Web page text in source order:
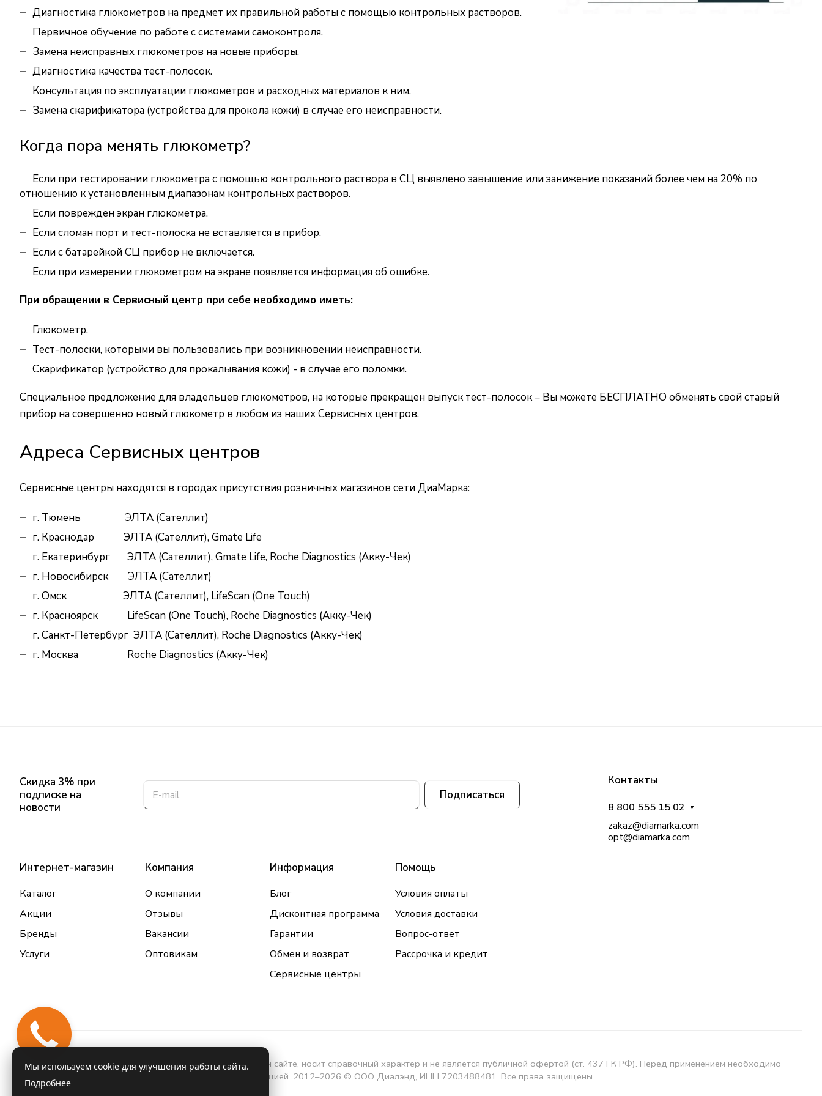
Диагностика глюкометров на предмет их правильной работы с помощью контрольных растворов.
Первичное обучение по работе с системами самоконтроля.
Замена неисправных глюкометров на новые приборы.
Диагностика качества тест-полосок.
Консультация по эксплуатации глюкометров и расходных материалов к ним.
Замена скарификатора (устройства для прокола кожи) в случае его неисправности.
Когда пора менять глюкометр?
Если при тестировании глюкометра с помощью контрольного раствора в СЦ выявлено завышение или занижение показаний более чем на 20% по
отношению к установленным диапазонам контрольных растворов.
Если поврежден экран глюкометра.
Если сломан порт и тест-полоска не вставляется в прибор.
Если с батарейкой СЦ прибор не включается.
Если при измерении глюкометром на экране появляется информация об ошибке.
При обращении в Сервисный центр при себе необходимо иметь:
Глюкометр.
Тест-полоски, которыми вы пользовались при возникновении неисправности.
Скарификатор (устройство для прокалывания кожи) - в случае его поломки.
Специальное предложение для владельцев глюкометров, на которые прекращен выпуск тест-полосок – Вы можете БЕСПЛАТНО обменять свой старый
прибор на совершенно новый глюкометр в любом из наших Сервисных центров.
Адреса Сервисных центров
Сервисные центры находятся в городах присутствия розничных магазинов сети ДиаМарка:
г. Тюмень ЭЛТА (Сателлит)
г. Краснодар ЭЛТА (Сателлит), Gmate Life
г. Екатеринбург ЭЛТА (Сателлит), Gmate Life, Roche Diagnostics (Акку-Чек)
г. Новосибирск ЭЛТА (Сателлит)
г. Омск ЭЛТА (Сателлит), LifeScan (One Touch)
г. Красноярск LifeScan (One Touch), Roche Diagnostics (Акку-Чек)
г. Санкт-Петербург ЭЛТА (Сателлит), Roche Diagnostics (Акку-Чек)
г. Москва Roche Diagnostics (Акку-Чек)
Скидка 3% при
подписке на
новости
Подписаться
Интернет-магазин
Каталог
Акции
Бренды
Услуги
Компания
О компании
Отзывы
Вакансии
Оптовикам
Информация
Блог
Дисконтная программа
Гарантии
Обмен и возврат
Сервисные центры
Помощь
Условия оплаты
Условия доставки
Вопрос-ответ
Рассрочка и кредит
Контакты
8 800 555 15 02
zakaz@diamarka.com
opt@diamarka.com
Информация о товарах и услугах, размещенная на данном сайте, носит справочный характер и не является публичной офертой (ст. 437 ГК РФ). Перед применением необходимо
проконсультироваться с врачом и ознакомиться с инструкцией. 2012–2026 © ООО Диалэнд, ИНН 7203488481. Все права защищены.
Мы используем cookie для улучшения работы сайта.
Подробнее